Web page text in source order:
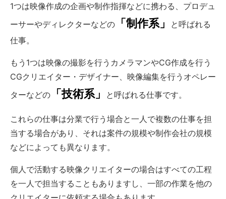
1つは映像作成の企画や制作指揮などに携わる、プロデュ
ーサーやディレクターなどの
「制作系」
と呼ばれる
仕事。
もう1つは映像の撮影を行うカメラマンやCG作成を行う
CGクリエイター・デザイナー、映像編集を行うオペレー
ターなどの
「技術系」 と呼ばれる仕事です。
これらの仕事は分業で行う場合と一人で複数の仕事を担
当する場合があり、それは案件の規模や制作会社の規模
などによっても異なります。
個人で活動する映像クリエイターの場合はすべての工程
を一人で担当することもありますし、一部の作業を他の